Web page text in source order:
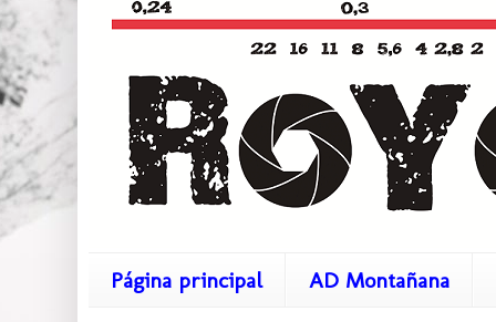
Página principal AD Montañana